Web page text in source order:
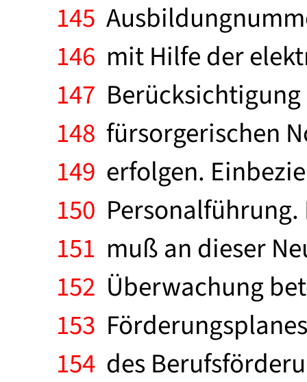
145
146 mit Hilfe der
147
148 fürsorgerischen
149 erfolgen.
150
151 muß an dieser
152 Überwachung
153
154 des